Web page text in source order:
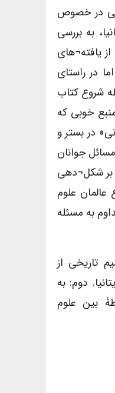
در خصوص
به بررسی
یافته¬های
در راستای
شروع کتاب
خوبی که
در بستر و
جوانان
بر شکل¬دهی
علوم
به مسئله
تاریخی از
دوم: به
بین علوم